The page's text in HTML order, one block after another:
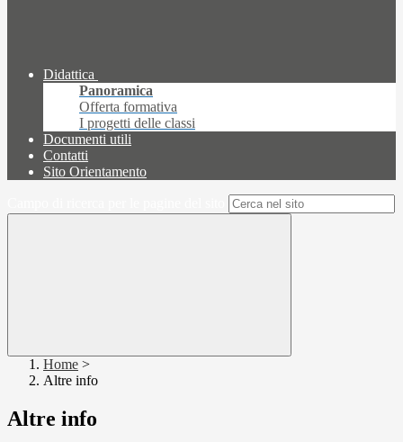
Didattica
Panoramica
Offerta formativa
I progetti delle classi
Documenti utili
Contatti
Sito Orientamento
Home >
Altre info
Altre info